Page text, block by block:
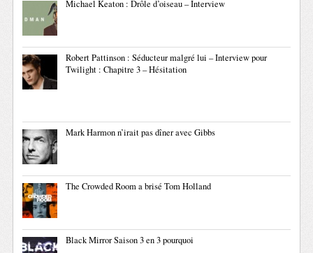
Michael Keaton : Drôle d’oiseau – Interview
Robert Pattinson : Séducteur malgré lui – Interview pour
Twilight : Chapitre 3 – Hésitation
Mark Harmon n’irait pas dîner avec Gibbs
The Crowded Room a brisé Tom Holland
Black Mirror Saison 3 en 3 pourquoi